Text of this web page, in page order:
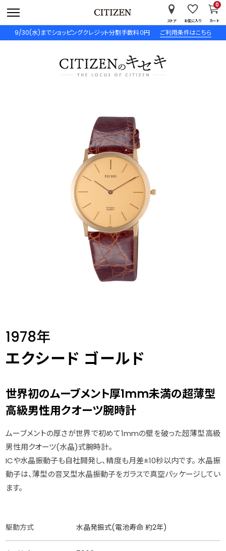
9/30(水)までショッピングクレジット分割手数料０円 ご利用条件はこちら
ストア お気に入り カート
0
1978年
エクシード ゴールド
世界初のムーブメント厚1mm未満の超薄型
高級男性用クオーツ腕時計
ムーブメントの厚さが世界で初めて1mmの壁を破った超薄型高級
男性用クオーツ(水晶)式腕時計。
ICや水晶振動子も自社開発し、精度も月差±10秒以内です。 水晶振
動子は、薄型の音叉型水晶振動子をガラスで真空パッケージしてい
ます。
駆動方式 水晶発振式(電池寿命 約2年)